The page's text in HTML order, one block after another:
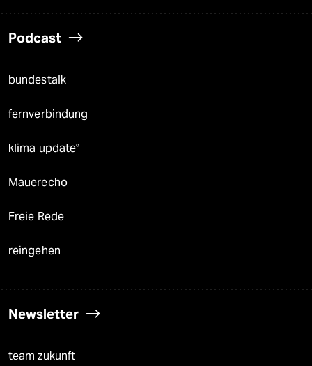
Podcast
bundestalk
fernverbindung
klima update°
Mauerecho
Freie Rede
reingehen
Newsletter
team zukunft